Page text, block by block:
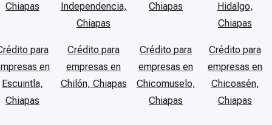
Chiapas
Independencia,
Chiapas
Chiapas
Hidalgo,
Chiapas
para
en
Escuintla,
Chiapas
Crédito para
empresas en
Chilón, Chiapas
Crédito para
empresas en
Chicomuselo,
Chiapas
Crédito para
empresas en
Chicoasén,
Chiapas